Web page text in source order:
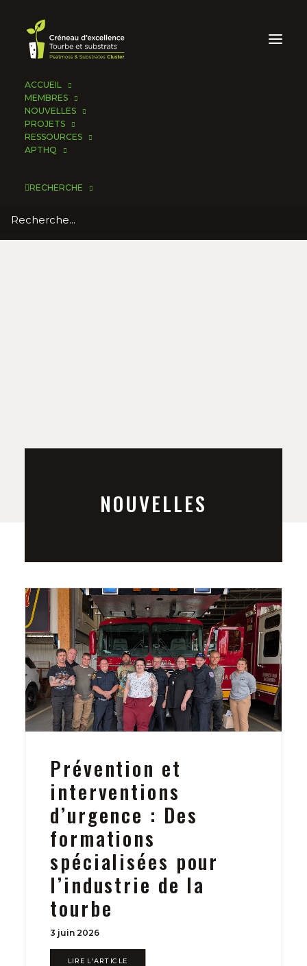
ACCUEIL
MEMBRES
NOUVELLES
PROJETS
RESSOURCES
APTHQ
RECHERCHE
NOUVELLES
Prévention et
interventions
d’urgence : Des
formations
spécialisées pour
l’industrie de la
tourbe
3 juin 2026
LIRE L'ARTICLE